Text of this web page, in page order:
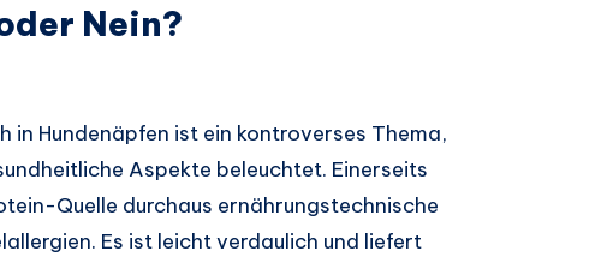
Nein?
in Hundenäpfen ist ein kontroverses Thema,
Aspekte beleuchtet. Einerseits
Quelle durchaus ernährungstechnische
Es ist leicht verdaulich und liefert